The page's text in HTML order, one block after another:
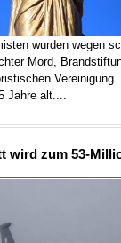
wurden wegen
Mord,
Jahre alt....
wird zum 53-